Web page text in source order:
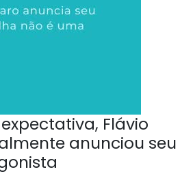
Flávio
anunciou seu